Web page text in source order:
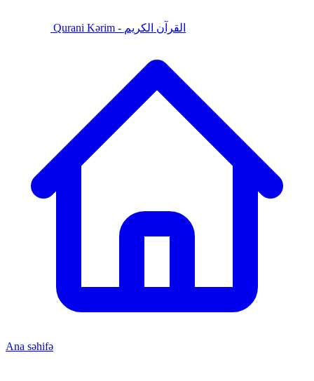
Qurani Kərim - القرآن الكريم
Ana səhifə